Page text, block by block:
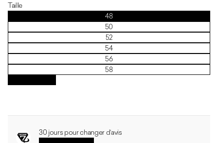
Taille
48
50
52
54
56
58
30 jours pour changer d’avis